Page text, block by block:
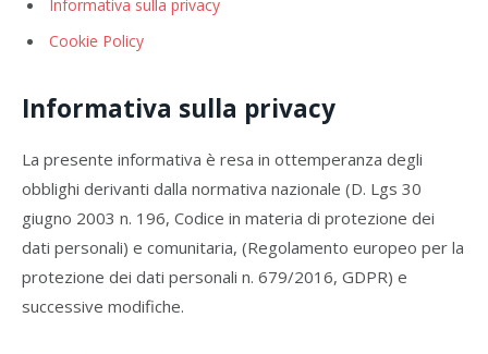
Informativa sulla privacy
Cookie Policy
Informativa sulla privacy
La presente informativa è resa in ottemperanza degli
obblighi derivanti dalla normativa nazionale (D. Lgs 30
giugno 2003 n. 196, Codice in materia di protezione dei
dati personali) e comunitaria, (Regolamento europeo per la
protezione dei dati personali n. 679/2016, GDPR) e
successive modifiche.